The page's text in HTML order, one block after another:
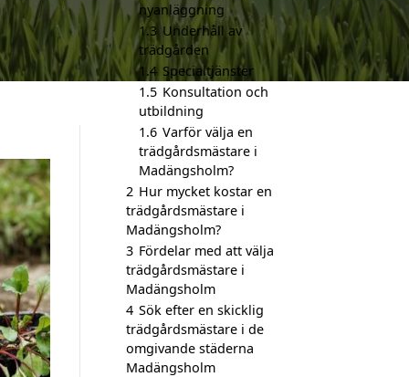
nyanläggning
1.3 Underhåll av
trädgården
1.4 Specialtjänster
1.5 Konsultation och
utbildning
1.6 Varför välja en
trädgårdsmästare i
Madängsholm?
2 Hur mycket kostar en
trädgårdsmästare i
Madängsholm?
3 Fördelar med att välja
trädgårdsmästare i
Madängsholm
4 Sök efter en skicklig
trädgårdsmästare i de
omgivande städerna
Madängsholm